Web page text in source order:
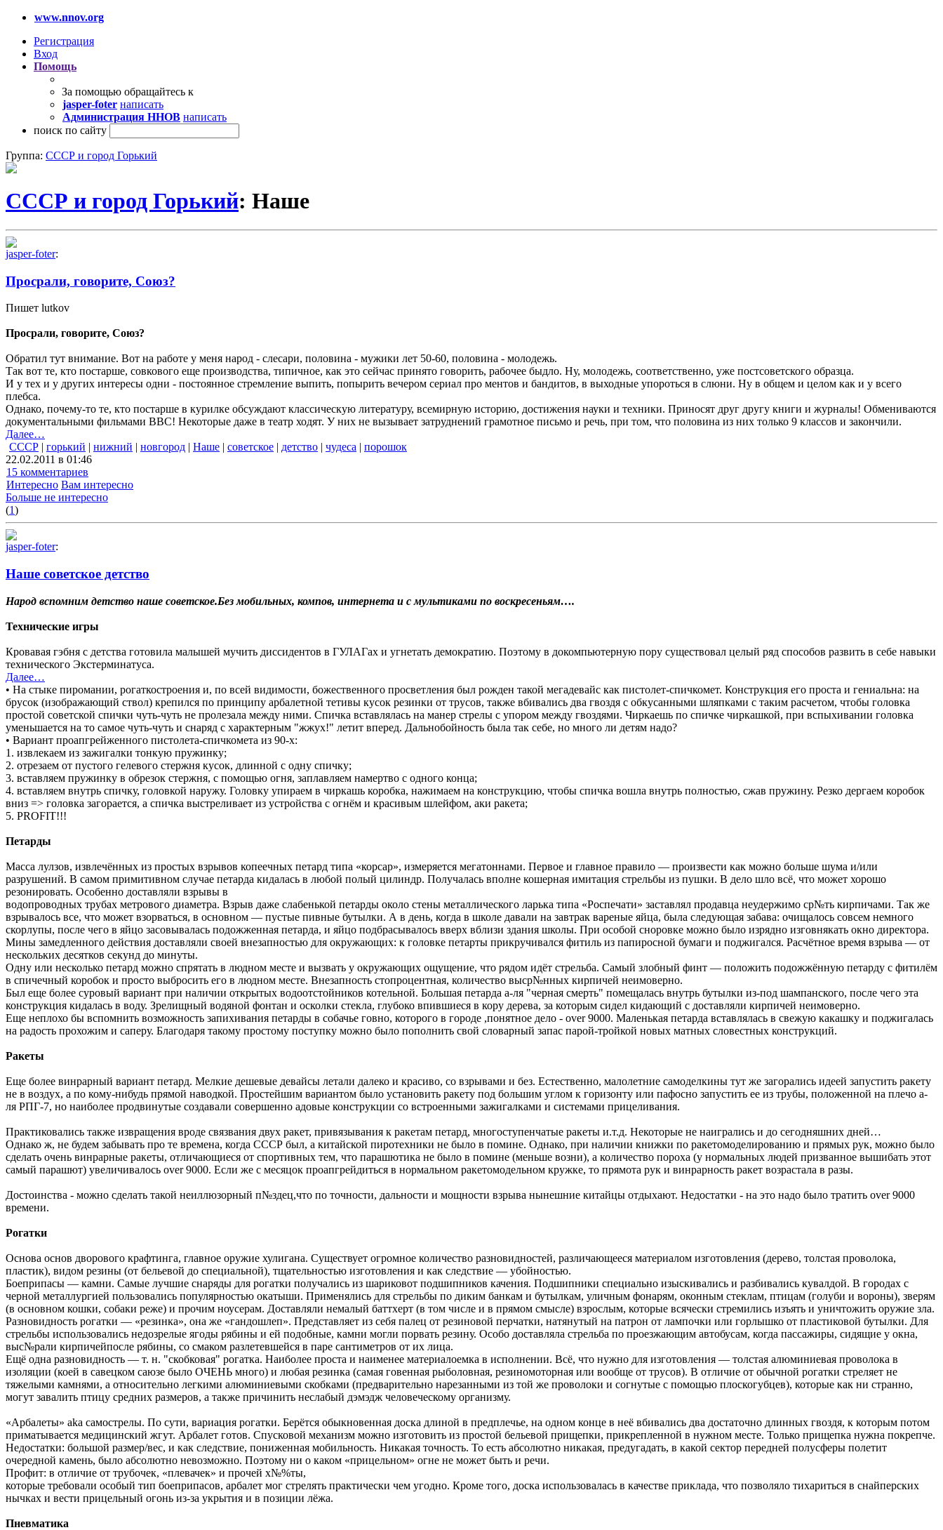
www.nnov.org
Регистрация
Вход
Помощь
За помощью обращайтесь к
jasper-foter написать
Администрация ННОВ написать
поиск по сайту
Группа: СССР и город Горький
СССР и город Горький: Наше
jasper-foter:
Просрали, говорите, Союз?
Пишет lutkov
Просрали, говорите, Союз?
Обратил тут внимание. Вот на работе у меня народ - слесари, половина - мужики лет 50-60, половина - молодежь.
Так вот те, кто постарше, совкового еще производства, типичное, как это сейчас принято говорить, рабочее быдло. Ну, молодежь, соответственно, уже постсоветского образца.
И у тех и у других интересы одни - постоянное стремление выпить, попырить вечером сериал про ментов и бандитов, в выходные упороться в слюни. Ну в общем и целом как и у всего
плебса.
Однако, почему-то те, кто постарше в курилке обсуждают классическую литературу, всемирную историю, достижения науки и техники. Приносят друг другу книги и журналы! Обмениваются
документальными фильмами ВВС! Некоторые даже в театр ходят. У них не вызывает затруднений грамотное письмо и речь, при том, что половина из них только 9 классов и закончили.
Далее…
СССР | горький | нижний | новгород | Наше | советское | детство | чудеса | порошок
22.02.2011 в 01:46
15 комментариев
Интересно Вам интересно
Больше не интересно
(1)
jasper-foter:
Наше советское детство
Народ вспомним детство наше советское.Без мобильных, компов, интернета и с мультиками по воскресеньям….
Технические игры
Кровавая гэбня с детства готовила малышей мучить диссидентов в ГУЛАГах и угнетать демократию. Поэтому в докомпьютерную пору существовал целый ряд способов развить в себе навыки
технического Экстерминатуса.
Далее…
• На стыке пиромании, рогаткостроения и, по всей видимости, божественного просветления был рожден такой мегадевайс как пистолет-спичкомет. Конструкция его проста и гениальна: на
брусок (изображающий ствол) крепился по принципу арбалетной тетивы кусок резинки от трусов, также вбивались два гвоздя с обкусанными шляпками с таким расчетом, чтобы головка
простой советской спички чуть-чуть не пролезала между ними. Спичка вставлялась на манер стрелы с упором между гвоздями. Чиркаешь по спичке чиркашкой, при вспыхивании головка
уменьшается на то самое чуть-чуть и снаряд с характерным "жжух!" летит вперед. Дальнобойность была так себе, но много ли детям надо?
• Вариант проапгрейженного пистолета-спичкомета из 90-х:
1. извлекаем из зажигалки тонкую пружинку;
2. отрезаем от пустого гелевого стержня кусок, длинной с одну спичку;
3. вставляем пружинку в обрезок стержня, с помощью огня, заплавляем намертво с одного конца;
4. вставляем внутрь спичку, головкой наружу. Головку упираем в чиркашь коробка, нажимаем на конструкцию, чтобы спичка вошла внутрь полностью, сжав пружину. Резко дергаем коробок
вниз => головка загорается, а спичка выстреливает из устройства с огнём и красивым шлейфом, аки ракета;
5. PROFIT!!!
Петарды
Масса лулзов, извлечённых из простых взрывов копеечных петард типа «корсар», измеряется мегатоннами. Первое и главное правило — произвести как можно больше шума и/или
разрушений. В самом примитивном случае петарда кидалась в любой полый цилиндр. Получалась вполне кошерная имитация стрельбы из пушки. В дело шло всё, что может хорошо
резонировать. Особенно доставляли взрывы в
водопроводных трубах метрового диаметра. Взрыв даже слабенькой петарды около стены металлического ларька типа «Роспечати» заставлял продавца неудержимо ср№ть кирпичами. Так же
взрывалось все, что может взорваться, в основном — пустые пивные бутылки. А в день, когда в школе давали на завтрак вареные яйца, была следующая забава: очищалось совсем немного
скорлупы, после чего в яйцо засовывалась подожженная петарда, и яйцо подбрасывалось вверх вблизи здания школы. При особой сноровке можно было изрядно изговнякать окно директора.
Мины замедленного действия доставляли своей внезапностью для окружающих: к головке петарты прикручивался фитиль из папиросной бумаги и поджигался. Расчётное время взрыва — от
нескольких десятков секунд до минуты.
Одну или несколько петард можно спрятать в людном месте и вызвать у окружающих ощущение, что рядом идёт стрельба. Самый злобный финт — положить подожжённую петарду с фитилём
в спичечный коробок и просто выбросить его в людном месте. Внезапность стопроцентная, количество выср№нных кирпичей неимоверно.
Был еще более суровый вариант при наличии открытых водоотстойников котельной. Большая петарда а-ля "черная смерть" помещалась внутрь бутылки из-под шампанского, после чего эта
конструкция кидалась в воду. Зрелищный водяной фонтан и осколки стекла, глубоко впившиеся в кору дерева, за которым сидел кидающий с доставляли кирпичей неимоверно.
Еще неплохо бы вспомнить возможность запихивания петарды в собачье говно, которого в городе ,понятное дело - over 9000. Маленькая петарда вставлялась в свежую какашку и поджигалась
на радость прохожим и саперу. Благодаря такому простому поступку можно было пополнить свой словарный запас парой-тройкой новых матных словестных конструкций.
Ракеты
Еще более винрарный вариант петард. Мелкие дешевые девайсы летали далеко и красиво, со взрывами и без. Естественно, малолетние самоделкины тут же загорались идеей запустить ракету
не в воздух, а по кому-нибудь прямой наводкой. Простейшим вариантом было установить ракету под большим углом к горизонту или пафосно запустить ее из трубы, положенной на плечо а-
ля РПГ-7, но наиболее продвинутые создавали совершенно адовые конструкции со встроенными зажигалками и системами прицеливания.
Практиковались также извращения вроде связвания двух ракет, привязывания к ракетам петард, многоступенчатые ракеты и.т.д. Некоторые не наигрались и до сегодняшних дней…
Однако ж, не будем забывать про те времена, когда СССР был, а китайской пиротехники не было в помине. Однако, при наличии книжки по ракетомоделированию и прямых рук, можно было
сделать очень винрарные ракеты, отличающиеся от спортивных тем, что парашютика не было в помине (меньше возни), а количество пороха (у нормальных людей призванное вышибать этот
самый парашют) увеличивалось over 9000. Если же с месяцок проапгрейдиться в нормальном ракетомодельном кружке, то прямота рук и винрарность ракет возрастала в разы.
Достоинства - можно сделать такой неиллюзорный п№здец,что по точности, дальности и мощности взрыва нынешние китайцы отдыхают. Недостатки - на это надо было тратить over 9000
времени.
Рогатки
Основа основ дворового крафтинга, главное оружие хулигана. Существует огромное количество разновидностей, различающееся материалом изготовления (дерево, толстая проволока,
пластик), видом резины (от бельевой до специальной), тщательностью изготовления и как следствие — убойностью.
Боеприпасы — камни. Самые лучшие снаряды для рогатки получались из шариковот подшипников качения. Подшипники специально изыскивались и разбивались кувалдой. В городах с
черной металлургией пользовались популярностью окатыши. Применялись для стрельбы по диким банкам и бутылкам, уличным фонарям, оконным стеклам, птицам (голуби и вороны), зверям
(в основном кошки, собаки реже) и прочим ноусерам. Доставляли немалый баттхерт (в том числе и в прямом смысле) взрослым, которые всячески стремились изъять и уничтожить оружие зла.
Разновидность рогатки — «резинка», она же «гандошлеп». Представляет из себя палец от резиновой перчатки, натянутый на патрон от лампочки или горлышко от пластиковой бутылки. Для
стрельбы использовались недозрелые ягоды рябины и ей подобные, камни могли порвать резину. Особо доставляла стрельба по проезжающим автобусам, когда пассажиры, сидящие у окна,
выс№рали кирпичейпосле рябины, со смаком разлетевшейся в паре сантиметров от их лица.
Ещё одна разновидность — т. н. "скобковая" рогатка. Наиболее проста и наименее материалоемка в исполнении. Всё, что нужно для изготовления — толстая алюминиевая проволока в
изоляции (коей в савецком саюзе было ОЧЕНЬ много) и любая резинка (самая говенная рыболовная, резиномоторная или вообще от трусов). В отличие от обычной рогатки стреляет не
тяжелыми камнями, а относительно легкими алюминиевыми скобками (предварительно нарезанными из той же проволоки и согнутые с помощью плоскогубцев), которые как ни странно,
могут завалить птицу средних размеров, а также причинить неслабый дэмэдж человеческому организму.
«Арбалеты» aka самострелы. По сути, вариация рогатки. Берётся обыкновенная доска длиной в предплечье, на одном конце в неё вбивались два достаточно длинных гвоздя, к которым потом
приматывается медицинский жгут. Арбалет готов. Спусковой механизм можно изготовить из простой бельевой прищепки, прикрепленной в нужном месте. Только прищепка нужна покрепче.
Недостатки: большой размер/вес, и как следствие, пониженная мобильность. Никакая точность. То есть абсолютно никакая, предугадать, в какой сектор передней полусферы полетит
очередной камень, было абсолютно невозможно. Поэтому ни о каком «прицельном» огне не может быть и речи.
Профит: в отличие от трубочек, «плевачек» и прочей х№%ты,
которые требовали особый тип боеприпасов, арбалет мог стрелять практически чем угодно. Кроме того, доска использовалась в качестве приклада, что позволяло тихариться в снайперских
нычках и вести прицельный огонь из-за укрытия и в позиции лёжа.
Пневматика